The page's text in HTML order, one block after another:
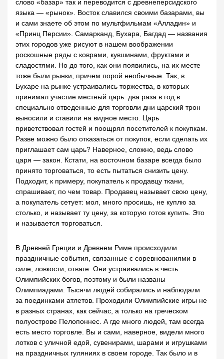
слово «базар» так и переводится с древнеперсидского
языка — «рынок». Восток славился своими базарами, вы
и сами знаете об этом по мультфильмам «Алладин» и
«Принц Персии». Самарканд, Бухара, Багдад — названия
этих городов уже рисуют в нашем воображении
роскошные ряды с коврами, кувшинами, фруктами и
сладостями. Но до того, как они появились, на их месте
тоже были рынки, причем порой необычные. Так, в
Бухаре на рынке устраивались торжества, в которых
принимал участие местный царь: два раза в год в
специально отведенные для торговли дни царский трон
выносили и ставили на видное место. Царь
приветствовал гостей и поощрял посетителей к покупкам.
Разве можно было отказаться от покупок, если сделать их
приглашает сам царь? Наверное, сложно, ведь слово
царя — закон. Кстати, на восточном базаре всегда было
принято торговаться, то есть пытаться снизить цену.
Подходит, к примеру, покупатель к продавцу ткани,
спрашивает, по чем товар. Продавец называет свою цену,
а покупатель сетует: мол, много просишь, не куплю за
столько, и называет ту цену, за которую готов купить. Это
и называется торговаться.
В Древней Греции и Древнем Риме происходили
праздничные события, связанные с соревнованиями в
силе, ловкости, отваге. Они устраивались в честь
Олимпийских богов, поэтому и были названы
Олимпиадами. Тысячи людей собирались и наблюдали
за поединками атлетов. Проходили Олимпийские игры не
в разных странах, как сейчас, а только на греческом
полуострове Пелопоннес. А где много людей, там всегда
есть место торговле. Вы и сами, наверное, видели много
лотков с уличной едой, сувенирами, шарами и игрушками
на праздничных гуляниях в своем городе. Так было и в